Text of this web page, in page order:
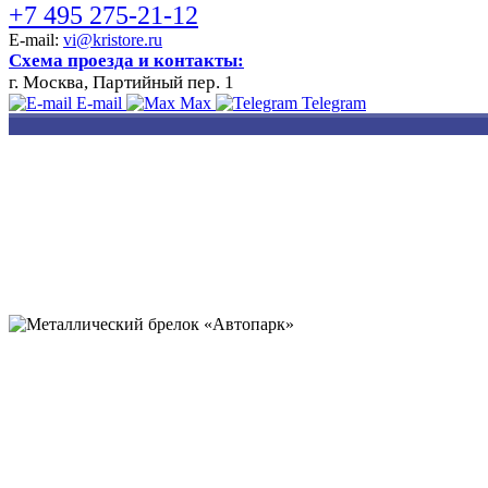
+7 495 275-21-12
E-mail: vi@kristore.ru
Схема проезда и контакты:
г. Москва, Партийный пер. 1
E-mail Max Telegram